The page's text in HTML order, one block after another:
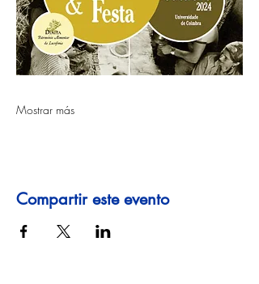
Mostrar más
Compartir este evento